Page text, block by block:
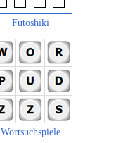
Futoshiki
Wortsuchspiele